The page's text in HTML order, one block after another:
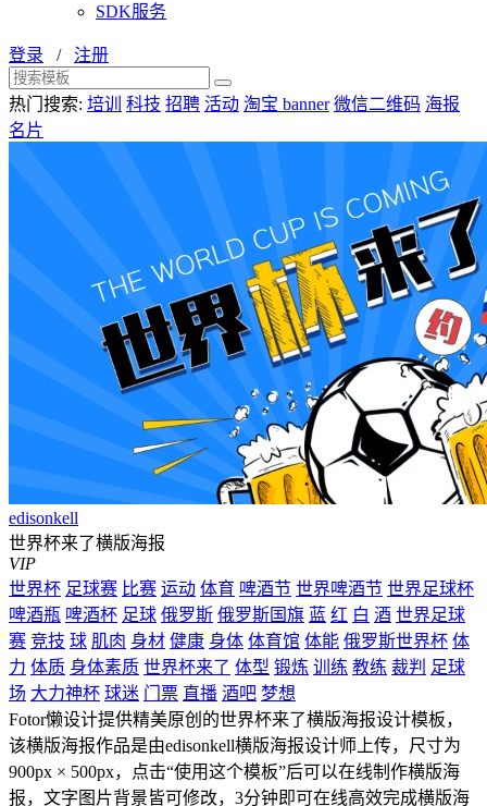
SDK服务
登录 / 注册
热门搜索: 培训 科技 招聘 活动 淘宝 banner 微信二维码 海报
名片
edisonkell
世界杯来了横版海报
VIP
世界杯 足球赛 比赛 运动 体育 啤酒节 世界啤酒节 世界足球杯
啤酒瓶 啤酒杯 足球 俄罗斯 俄罗斯国旗 蓝 红 白 酒 世界足球
赛 竞技 球 肌肉 身材 健康 身体 体育馆 体能 俄罗斯世界杯 体
力 体质 身体素质 世界杯来了 体型 锻炼 训练 教练 裁判 足球
场 大力神杯 球迷 门票 直播 酒吧 梦想
Fotor懒设计提供精美原创的世界杯来了横版海报设计模板，
该横版海报作品是由edisonkell横版海报设计师上传，尺寸为
900px × 500px，点击“使用这个模板”后可以在线制作横版海
报，文字图片背景皆可修改，3分钟即可在线高效完成横版海